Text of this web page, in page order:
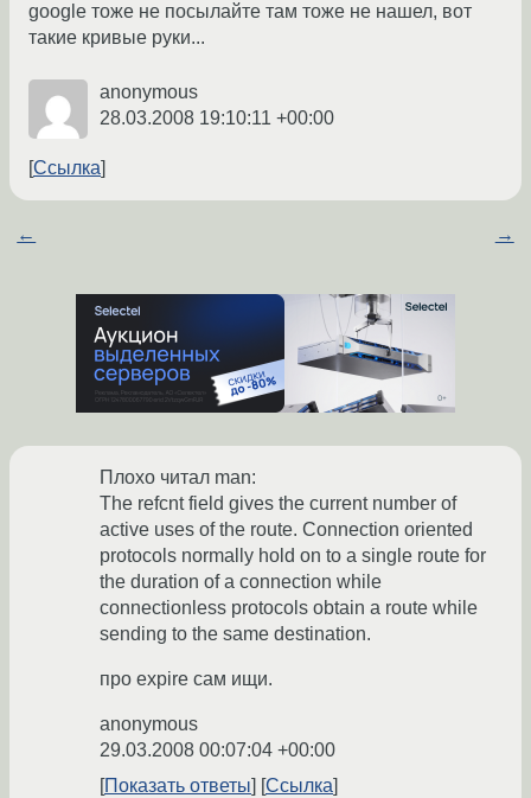
google тоже не посылайте там тоже не нашел, вот
такие кривые руки...
anonymous
28.03.2008 19:10:11 +00:00
Ссылка
← →
Плохо читал man:
The refcnt field gives the current number of
active uses of the route. Connection oriented
protocols normally hold on to a single route for
the duration of a connection while
connectionless protocols obtain a route while
sending to the same destination.
про expire сам ищи.
anonymous
29.03.2008 00:07:04 +00:00
Показать ответы
Ссылка